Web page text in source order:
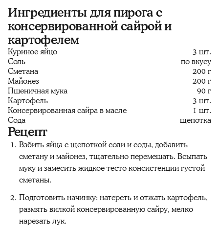
Ингредиенты для пирога с
консервированной сайрой и
картофелем
Куриное яйцо
3 шт.
Соль
по вкусу
Сметана
200 г
Майонез
200 г
Пшеничная мука
90 г
Картофель
3 шт.
Консервированная сайра в масле
1 шт.
Сода
щепотка
Рецепт
Взбить яйца с щепоткой соли и соды, добавить
сметану и майонез, тщательно перемешать. Всыпать
муку и замесить жидкое тесто консистенции густой
сметаны.
Подготовить начинку: натереть и отжать картофель,
размять вилкой консервированную сайру, мелко
нарезать лук.